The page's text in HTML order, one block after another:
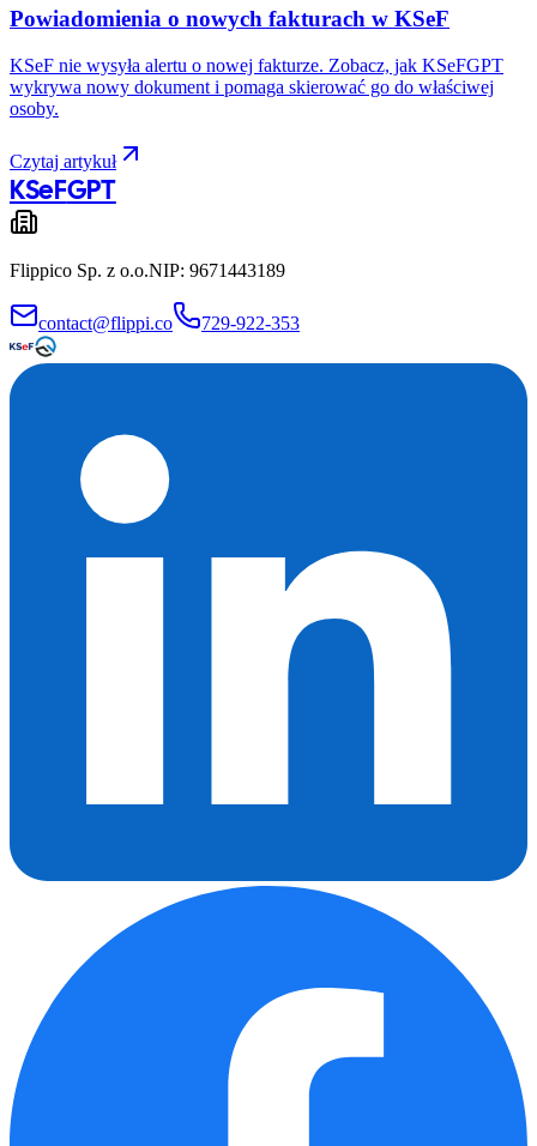
Powiadomienia o nowych fakturach w KSeF
KSeF nie wysyła alertu o nowej fakturze. Zobacz, jak KSeFGPT
wykrywa nowy dokument i pomaga skierować go do właściwej
osoby.
Czytaj artykuł
KSeFGPT
Flippico Sp. z o.o.NIP: 9671443189
contact@flippi.co 729-922-353